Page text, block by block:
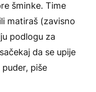
šminke. Time
matiraš (zavisno
podlogu za
da se upije
piše